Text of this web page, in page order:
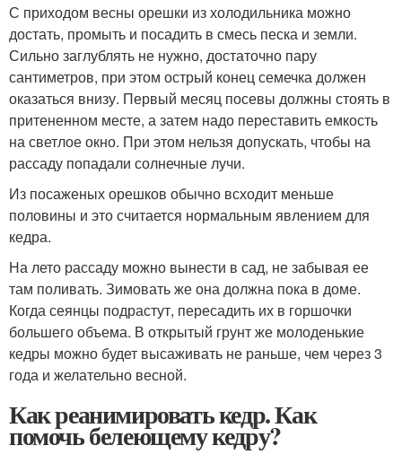
С приходом весны орешки из холодильника можно
достать, промыть и посадить в смесь песка и земли.
Сильно заглублять не нужно, достаточно пару
сантиметров, при этом острый конец семечка должен
оказаться внизу. Первый месяц посевы должны стоять в
притененном месте, а затем надо переставить емкость
на светлое окно. При этом нельзя допускать, чтобы на
рассаду попадали солнечные лучи.
Из посаженых орешков обычно всходит меньше
половины и это считается нормальным явлением для
кедра.
На лето рассаду можно вынести в сад, не забывая ее
там поливать. Зимовать же она должна пока в доме.
Когда сеянцы подрастут, пересадить их в горшочки
большего объема. В открытый грунт же молоденькие
кедры можно будет высаживать не раньше, чем через 3
года и желательно весной.
Как реанимировать кедр. Как
помочь белеющему кедру?